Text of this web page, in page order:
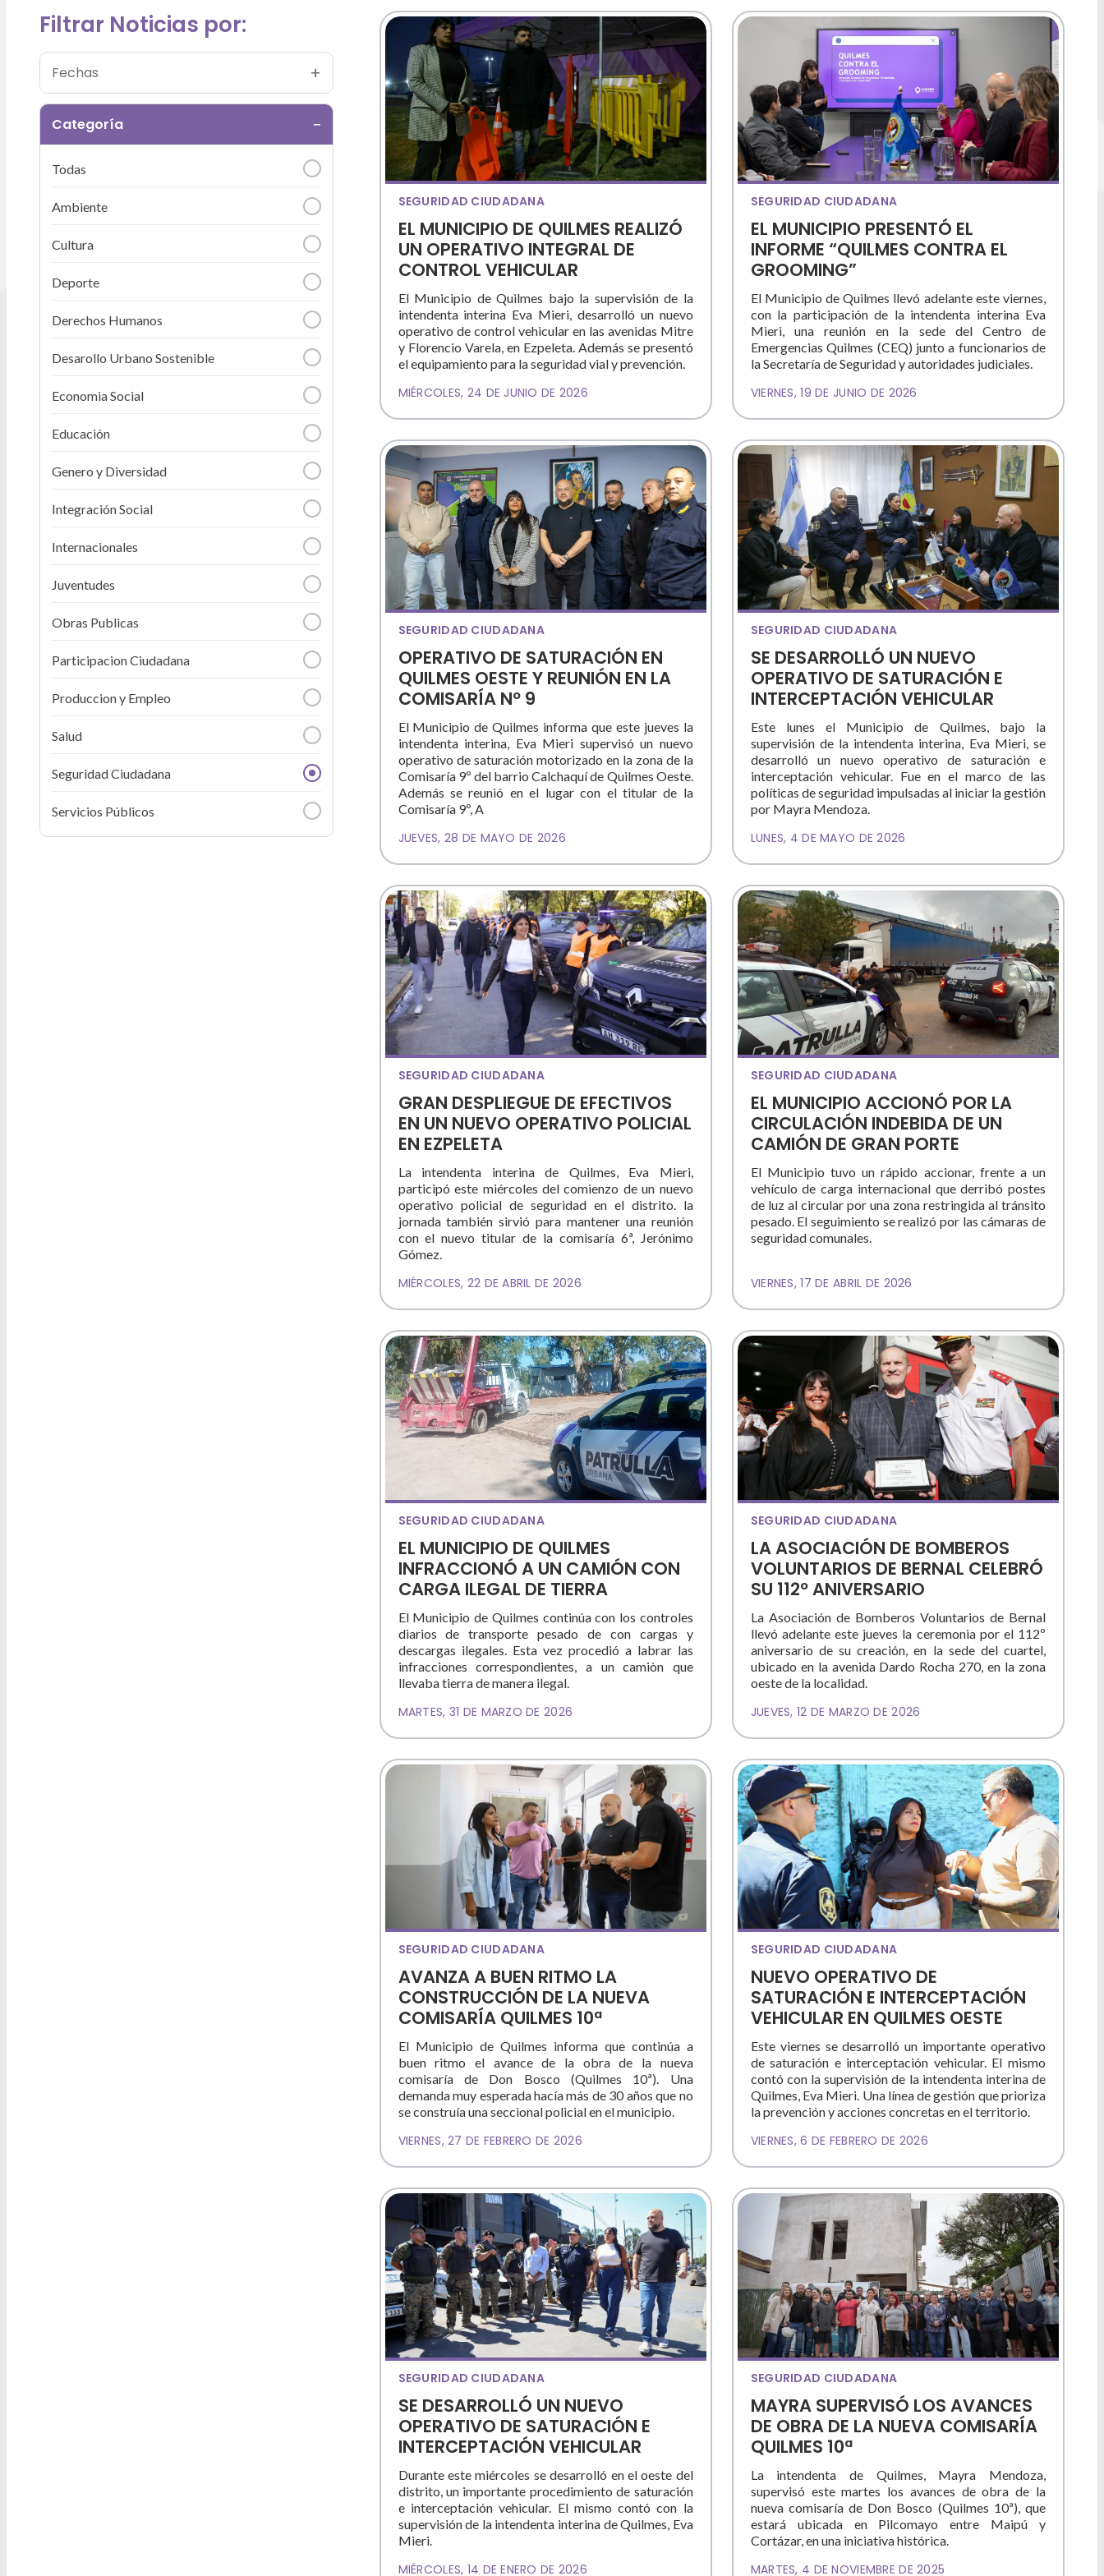
Filtrar Noticias por:
Fechas +
Categoría −
Todas
Ambiente
Cultura
Deporte
Derechos Humanos
Desarollo Urbano Sostenible
Economia Social
Educación
Genero y Diversidad
Integración Social
Internacionales
Juventudes
Obras Publicas
Participacion Ciudadana
Produccion y Empleo
Salud
Seguridad Ciudadana
Servicios Públicos
SEGURIDAD CIUDADANA
EL MUNICIPIO DE QUILMES REALIZÓ
UN OPERATIVO INTEGRAL DE
CONTROL VEHICULAR
El Municipio de Quilmes bajo la supervisión de la
intendenta interina Eva Mieri, desarrolló un nuevo
operativo de control vehicular en las avenidas Mitre
y Florencio Varela, en Ezpeleta. Además se presentó
el equipamiento para la seguridad vial y prevención.
MIÉRCOLES, 24 DE JUNIO DE 2026
SEGURIDAD CIUDADANA
EL MUNICIPIO PRESENTÓ EL
INFORME “QUILMES CONTRA EL
GROOMING”
El Municipio de Quilmes llevó adelante este viernes,
con la participación de la intendenta interina Eva
Mieri, una reunión en la sede del Centro de
Emergencias Quilmes (CEQ) junto a funcionarios de
la Secretaría de Seguridad y autoridades judiciales.
VIERNES, 19 DE JUNIO DE 2026
SEGURIDAD CIUDADANA
OPERATIVO DE SATURACIÓN EN
QUILMES OESTE Y REUNIÓN EN LA
COMISARÍA Nº 9
El Municipio de Quilmes informa que este jueves la
intendenta interina, Eva Mieri supervisó un nuevo
operativo de saturación motorizado en la zona de la
Comisaría 9º del barrio Calchaquí de Quilmes Oeste.
Además se reunió en el lugar con el titular de la
Comisaría 9º, A
JUEVES, 28 DE MAYO DE 2026
SEGURIDAD CIUDADANA
SE DESARROLLÓ UN NUEVO
OPERATIVO DE SATURACIÓN E
INTERCEPTACIÓN VEHICULAR
Este lunes el Municipio de Quilmes, bajo la
supervisión de la intendenta interina, Eva Mieri, se
desarrolló un nuevo operativo de saturación e
interceptación vehicular. Fue en el marco de las
políticas de seguridad impulsadas al iniciar la gestión
por Mayra Mendoza.
LUNES, 4 DE MAYO DE 2026
SEGURIDAD CIUDADANA
GRAN DESPLIEGUE DE EFECTIVOS
EN UN NUEVO OPERATIVO POLICIAL
EN EZPELETA
La intendenta interina de Quilmes, Eva Mieri,
participó este miércoles del comienzo de un nuevo
operativo policial de seguridad en el distrito. la
jornada también sirvió para mantener una reunión
con el nuevo titular de la comisaría 6ª, Jerónimo
Gómez.
MIÉRCOLES, 22 DE ABRIL DE 2026
SEGURIDAD CIUDADANA
EL MUNICIPIO ACCIONÓ POR LA
CIRCULACIÓN INDEBIDA DE UN
CAMIÓN DE GRAN PORTE
El Municipio tuvo un rápido accionar, frente a un
vehículo de carga internacional que derribó postes
de luz al circular por una zona restringida al tránsito
pesado. El seguimiento se realizó por las cámaras de
seguridad comunales.
VIERNES, 17 DE ABRIL DE 2026
SEGURIDAD CIUDADANA
EL MUNICIPIO DE QUILMES
INFRACCIONÓ A UN CAMIÓN CON
CARGA ILEGAL DE TIERRA
El Municipio de Quilmes continúa con los controles
diarios de transporte pesado de con cargas y
descargas ilegales. Esta vez procedió a labrar las
infracciones correspondientes, a un camiòn que
llevaba tierra de manera ilegal.
MARTES, 31 DE MARZO DE 2026
SEGURIDAD CIUDADANA
LA ASOCIACIÓN DE BOMBEROS
VOLUNTARIOS DE BERNAL CELEBRÓ
SU 112º ANIVERSARIO
La Asociación de Bomberos Voluntarios de Bernal
llevó adelante este jueves la ceremonia por el 112º
aniversario de su creación, en la sede del cuartel,
ubicado en la avenida Dardo Rocha 270, en la zona
oeste de la localidad.
JUEVES, 12 DE MARZO DE 2026
SEGURIDAD CIUDADANA
AVANZA A BUEN RITMO LA
CONSTRUCCIÓN DE LA NUEVA
COMISARÍA QUILMES 10ª
El Municipio de Quilmes informa que continúa a
buen ritmo el avance de la obra de la nueva
comisaría de Don Bosco (Quilmes 10ª). Una
demanda muy esperada hacía más de 30 años que no
se construía una seccional policial en el municipio.
VIERNES, 27 DE FEBRERO DE 2026
SEGURIDAD CIUDADANA
NUEVO OPERATIVO DE
SATURACIÓN E INTERCEPTACIÓN
VEHICULAR EN QUILMES OESTE
Este viernes se desarrolló un importante operativo
de saturación e interceptación vehicular. El mismo
contó con la supervisión de la intendenta interina de
Quilmes, Eva Mieri. Una línea de gestión que prioriza
la prevención y acciones concretas en el territorio.
VIERNES, 6 DE FEBRERO DE 2026
SEGURIDAD CIUDADANA
SE DESARROLLÓ UN NUEVO
OPERATIVO DE SATURACIÓN E
INTERCEPTACIÓN VEHICULAR
Durante este miércoles se desarrolló en el oeste del
distrito, un importante procedimiento de saturación
e interceptación vehicular. El mismo contó con la
supervisión de la intendenta interina de Quilmes, Eva
Mieri.
MIÉRCOLES, 14 DE ENERO DE 2026
SEGURIDAD CIUDADANA
MAYRA SUPERVISÓ LOS AVANCES
DE OBRA DE LA NUEVA COMISARÍA
QUILMES 10ª
La intendenta de Quilmes, Mayra Mendoza,
supervisó este martes los avances de obra de la
nueva comisaría de Don Bosco (Quilmes 10ª), que
estará ubicada en Pilcomayo entre Maipú y
Cortázar, en una iniciativa histórica.
MARTES, 4 DE NOVIEMBRE DE 2025